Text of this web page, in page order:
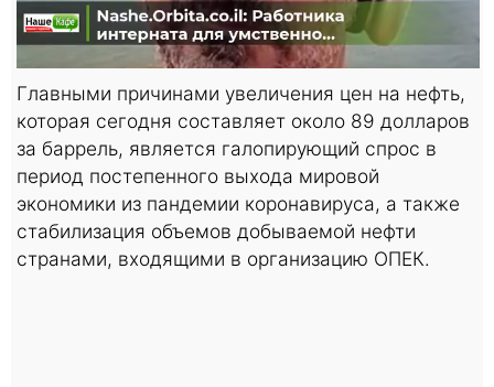
Главными причинами увеличения цен на нефть,
которая сегодня составляет около 89 долларов
за баррель, является галопирующий спрос в
период постепенного выхода мировой
экономики из пандемии коронавируса, а также
стабилизация объемов добываемой нефти
странами, входящими в организацию ОПЕК.